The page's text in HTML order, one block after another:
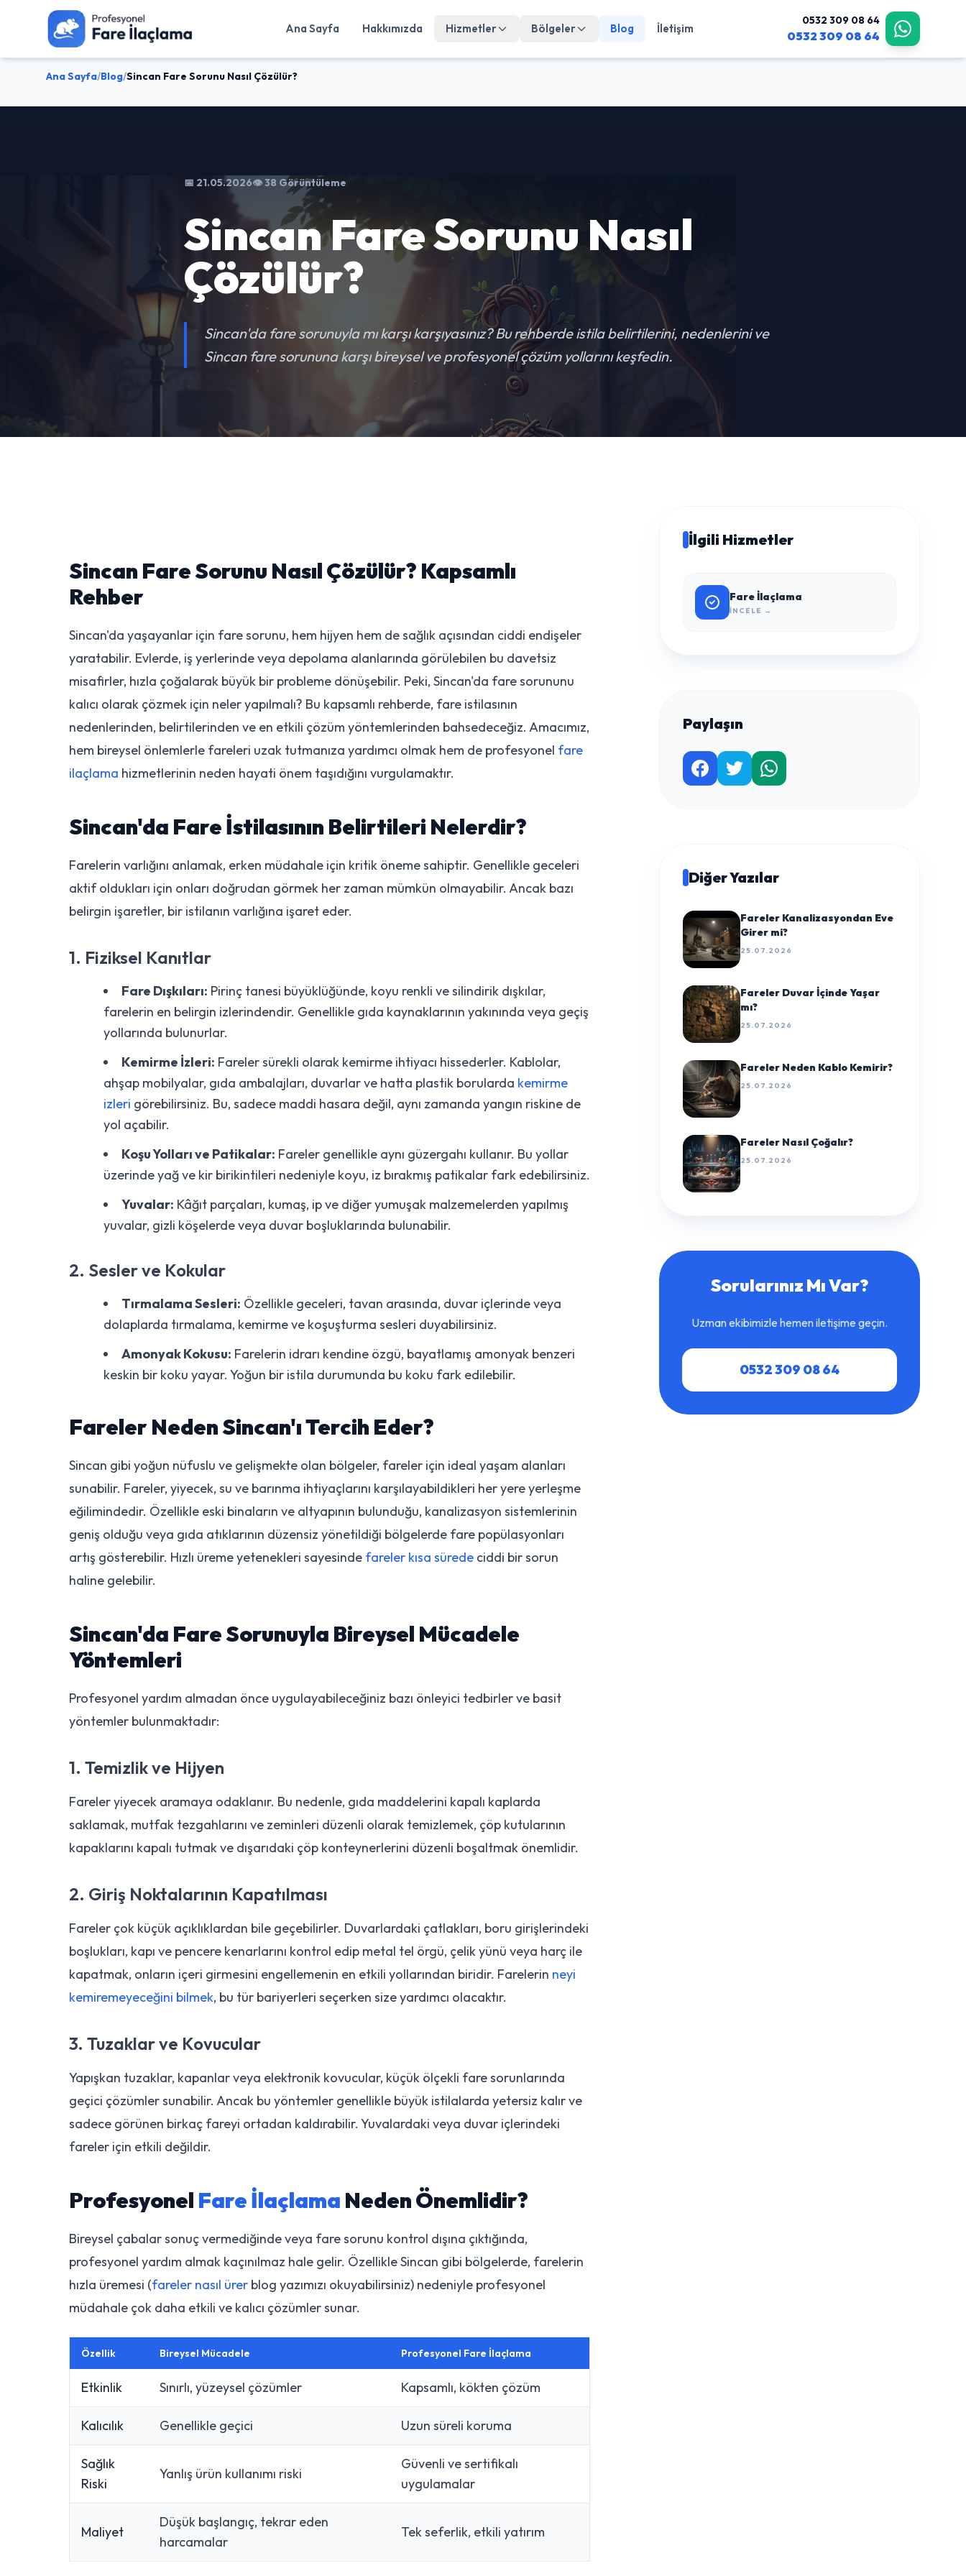
Ana Sayfa Hakkımızda Hizmetler Bölgeler Blog İletişim
0532 309 08 64
0532 309 08 64
Ana Sayfa/Blog/Sincan Fare Sorunu Nasıl Çözülür?
📅 21.05.2026👁️ 38 Görüntüleme
Sincan Fare Sorunu Nasıl
Çözülür?
Sincan'da fare sorunuyla mı karşı karşıyasınız? Bu rehberde istila belirtilerini, nedenlerini ve
Sincan fare sorununa karşı bireysel ve profesyonel çözüm yollarını keşfedin.
Sincan Fare Sorunu Nasıl Çözülür? Kapsamlı
Rehber
Sincan'da yaşayanlar için fare sorunu, hem hijyen hem de sağlık açısından ciddi endişeler
yaratabilir. Evlerde, iş yerlerinde veya depolama alanlarında görülebilen bu davetsiz
misafirler, hızla çoğalarak büyük bir probleme dönüşebilir. Peki, Sincan'da fare sorununu
kalıcı olarak çözmek için neler yapılmalı? Bu kapsamlı rehberde, fare istilasının
nedenlerinden, belirtilerinden ve en etkili çözüm yöntemlerinden bahsedeceğiz. Amacımız,
hem bireysel önlemlerle fareleri uzak tutmanıza yardımcı olmak hem de profesyonel fare
ilaçlama hizmetlerinin neden hayati önem taşıdığını vurgulamaktır.
Sincan'da Fare İstilasının Belirtileri Nelerdir?
Farelerin varlığını anlamak, erken müdahale için kritik öneme sahiptir. Genellikle geceleri
aktif oldukları için onları doğrudan görmek her zaman mümkün olmayabilir. Ancak bazı
belirgin işaretler, bir istilanın varlığına işaret eder.
1. Fiziksel Kanıtlar
Fare Dışkıları: Pirinç tanesi büyüklüğünde, koyu renkli ve silindirik dışkılar,
farelerin en belirgin izlerindendir. Genellikle gıda kaynaklarının yakınında veya geçiş
yollarında bulunurlar.
Kemirme İzleri: Fareler sürekli olarak kemirme ihtiyacı hissederler. Kablolar,
ahşap mobilyalar, gıda ambalajları, duvarlar ve hatta plastik borularda kemirme
izleri görebilirsiniz. Bu, sadece maddi hasara değil, aynı zamanda yangın riskine de
yol açabilir.
Koşu Yolları ve Patikalar: Fareler genellikle aynı güzergahı kullanır. Bu yollar
üzerinde yağ ve kir birikintileri nedeniyle koyu, iz bırakmış patikalar fark edebilirsiniz.
Yuvalar: Kâğıt parçaları, kumaş, ip ve diğer yumuşak malzemelerden yapılmış
yuvalar, gizli köşelerde veya duvar boşluklarında bulunabilir.
2. Sesler ve Kokular
Tırmalama Sesleri: Özellikle geceleri, tavan arasında, duvar içlerinde veya
dolaplarda tırmalama, kemirme ve koşuşturma sesleri duyabilirsiniz.
Amonyak Kokusu: Farelerin idrarı kendine özgü, bayatlamış amonyak benzeri
keskin bir koku yayar. Yoğun bir istila durumunda bu koku fark edilebilir.
Fareler Neden Sincan'ı Tercih Eder?
Sincan gibi yoğun nüfuslu ve gelişmekte olan bölgeler, fareler için ideal yaşam alanları
sunabilir. Fareler, yiyecek, su ve barınma ihtiyaçlarını karşılayabildikleri her yere yerleşme
eğilimindedir. Özellikle eski binaların ve altyapının bulunduğu, kanalizasyon sistemlerinin
geniş olduğu veya gıda atıklarının düzensiz yönetildiği bölgelerde fare popülasyonları
artış gösterebilir. Hızlı üreme yetenekleri sayesinde fareler kısa sürede ciddi bir sorun
haline gelebilir.
Sincan'da Fare Sorunuyla Bireysel Mücadele
Yöntemleri
Profesyonel yardım almadan önce uygulayabileceğiniz bazı önleyici tedbirler ve basit
yöntemler bulunmaktadır:
1. Temizlik ve Hijyen
Fareler yiyecek aramaya odaklanır. Bu nedenle, gıda maddelerini kapalı kaplarda
saklamak, mutfak tezgahlarını ve zeminleri düzenli olarak temizlemek, çöp kutularının
kapaklarını kapalı tutmak ve dışarıdaki çöp konteynerlerini düzenli boşaltmak önemlidir.
2. Giriş Noktalarının Kapatılması
Fareler çok küçük açıklıklardan bile geçebilirler. Duvarlardaki çatlakları, boru girişlerindeki
boşlukları, kapı ve pencere kenarlarını kontrol edip metal tel örgü, çelik yünü veya harç ile
kapatmak, onların içeri girmesini engellemenin en etkili yollarından biridir. Farelerin neyi
kemiremeyeceğini bilmek, bu tür bariyerleri seçerken size yardımcı olacaktır.
3. Tuzaklar ve Kovucular
Yapışkan tuzaklar, kapanlar veya elektronik kovucular, küçük ölçekli fare sorunlarında
geçici çözümler sunabilir. Ancak bu yöntemler genellikle büyük istilalarda yetersiz kalır ve
sadece görünen birkaç fareyi ortadan kaldırabilir. Yuvalardaki veya duvar içlerindeki
fareler için etkili değildir.
Profesyonel Fare İlaçlama Neden Önemlidir?
Bireysel çabalar sonuç vermediğinde veya fare sorunu kontrol dışına çıktığında,
profesyonel yardım almak kaçınılmaz hale gelir. Özellikle Sincan gibi bölgelerde, farelerin
hızla üremesi (fareler nasıl ürer blog yazımızı okuyabilirsiniz) nedeniyle profesyonel
müdahale çok daha etkili ve kalıcı çözümler sunar.
Özellik Bireysel Mücadele Profesyonel Fare İlaçlama
Etkinlik Sınırlı, yüzeysel çözümler Kapsamlı, kökten çözüm
Kalıcılık Genellikle geçici Uzun süreli koruma
Sağlık
Riski
Yanlış ürün kullanımı riski
Güvenli ve sertifikalı
uygulamalar
Maliyet
Düşük başlangıç, tekrar eden
harcamalar
Tek seferlik, etkili yatırım
İlgili Hizmetler
Fare İlaçlama
İNCELE →
Paylaşın
Diğer Yazılar
Fareler Kanalizasyondan Eve
Girer mi?
25.07.2026
Fareler Duvar İçinde Yaşar
mı?
25.07.2026
Fareler Neden Kablo Kemirir?
25.07.2026
Fareler Nasıl Çoğalır?
25.07.2026
Sorularınız Mı Var?
Uzman ekibimizle hemen iletişime geçin.
0532 309 08 64